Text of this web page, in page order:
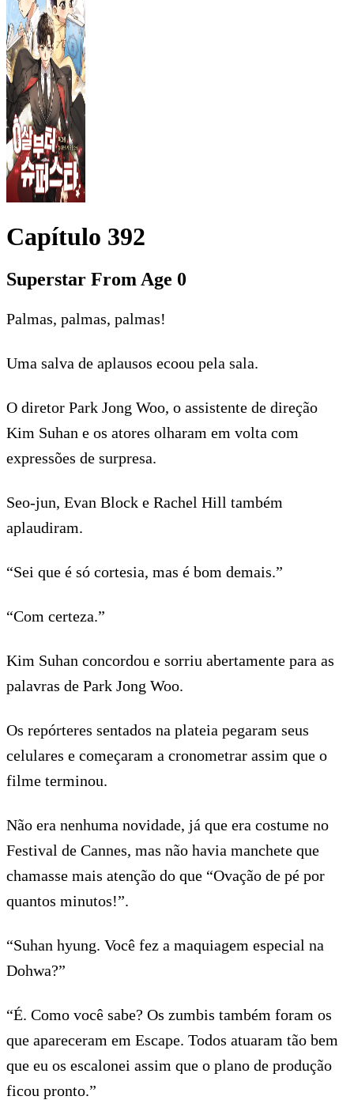
Capítulo 392
Superstar From Age 0
Palmas, palmas, palmas!
Uma salva de aplausos ecoou pela sala.
O diretor Park Jong Woo, o assistente de direção
Kim Suhan e os atores olharam em volta com
expressões de surpresa.
Seo-jun, Evan Block e Rachel Hill também
aplaudiram.
“Sei que é só cortesia, mas é bom demais.”
“Com certeza.”
Kim Suhan concordou e sorriu abertamente para as
palavras de Park Jong Woo.
Os repórteres sentados na plateia pegaram seus
celulares e começaram a cronometrar assim que o
filme terminou.
Não era nenhuma novidade, já que era costume no
Festival de Cannes, mas não havia manchete que
chamasse mais atenção do que “Ovação de pé por
quantos minutos!”.
“Suhan hyung. Você fez a maquiagem especial na
Dohwa?”
“É. Como você sabe? Os zumbis também foram os
que apareceram em Escape. Todos atuaram tão bem
que eu os escalonei assim que o plano de produção
ficou pronto.”